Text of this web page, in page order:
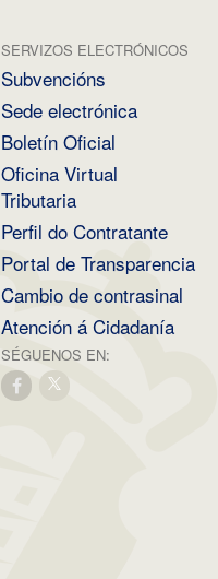
SERVIZOS ELECTRÓNICOS
Subvencións
Sede electrónica
Boletín Oficial
Oficina Virtual
Tributaria
Perfil do Contratante
Portal de Transparencia
Cambio de contrasinal
Atención á Cidadanía
SÉGUENOS EN: